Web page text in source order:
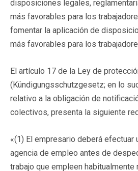
disposiciones legales,
más favorables para los
fomentar la aplicación de
más favorables para los
El artículo 17 de la Ley de
(Kündigungsschutzgesetz; en lo
relativo a la obligación de
colectivos, presenta la siguiente
«(1) El empresario deberá efectuar
agencia de empleo antes de
trabajo que empleen